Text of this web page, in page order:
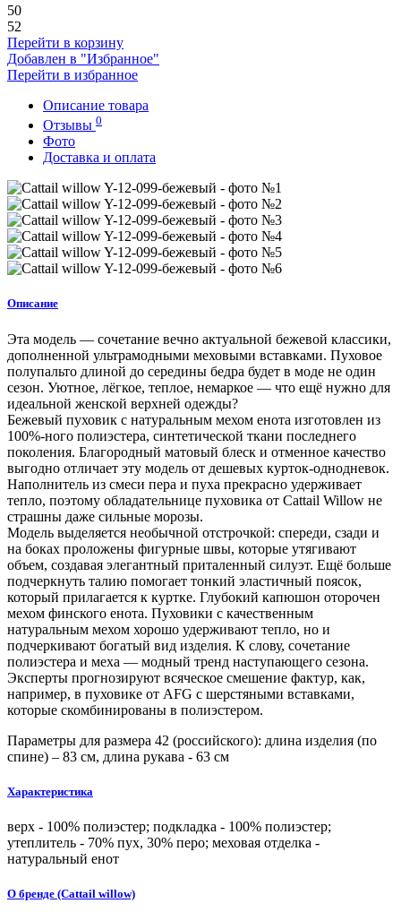
50
52
Перейти в корзину
Добавлен в "Избранное"
Перейти в избранное
Описание товара
Отзывы 0
Фото
Доставка и оплата
Описание
Эта модель — сочетание вечно актуальной бежевой классики,
дополненной ультрамодными меховыми вставками. Пуховое
полупальто длиной до середины бедра будет в моде не один
сезон. Уютное, лёгкое, теплое, немаркое — что ещё нужно для
идеальной женской верхней одежды?
Бежевый пуховик с натуральным мехом енота изготовлен из
100%-ного полиэстера, синтетической ткани последнего
поколения. Благородный матовый блеск и отменное качество
выгодно отличает эту модель от дешевых курток-однодневок.
Наполнитель из смеси пера и пуха прекрасно удерживает
тепло, поэтому обладательнице пуховика от Cattail Willow не
страшны даже сильные морозы.
Модель выделяется необычной отстрочкой: спереди, сзади и
на боках проложены фигурные швы, которые утягивают
объем, создавая элегантный приталенный силуэт. Ещё больше
подчеркнуть талию помогает тонкий эластичный поясок,
который прилагается к куртке. Глубокий капюшон оторочен
мехом финского енота. Пуховики с качественным
натуральным мехом хорошо удерживают тепло, но и
подчеркивают богатый вид изделия. К слову, сочетание
полиэстера и меха — модный тренд наступающего сезона.
Эксперты прогнозируют всяческое смешение фактур, как,
например, в пуховике от AFG с шерстяными вставками,
которые скомбинированы в полиэстером.
Параметры для размера 42 (российского): длина изделия (по
спине) – 83 см, длина рукава - 63 см
Характеристика
верх - 100% полиэстер; подкладка - 100% полиэстер;
утеплитель - 70% пух, 30% перо; меховая отделка -
натуральный енот
О бренде (Cattail willow)